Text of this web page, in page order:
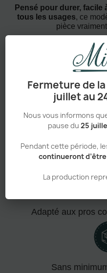
Fermeture de
juillet au
Nous vous informons
pause du 25
Pendant cette période,
continueront
La production
Pensé pour durer, facile
tous les usages, ce
pièce
Confort absolu &
Adapté aux pros
Sans